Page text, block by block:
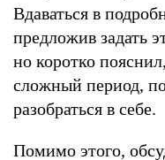
Вдаваться в
предложив задать
но коротко
сложный период,
разобраться в себе.
Помимо этого,